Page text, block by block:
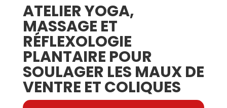
ATELIER YOGA,
MASSAGE ET
RÉFLEXOLOGIE
PLANTAIRE POUR
SOULAGER LES MAUX DE
VENTRE ET COLIQUES